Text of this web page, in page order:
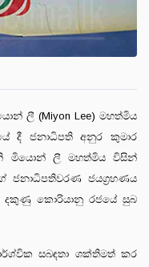
ලී (Miyon Lee) මහත්මිය
දී ජනාධිපති අනුර කුමාර
මියොන් ලී මහත්මිය විසින්
ජනාධිපතිවරණ ජයග්‍රහණය
දකුණු කොරියානු රජයේ සුබ
සබඳතා ශක්තිමත් කර